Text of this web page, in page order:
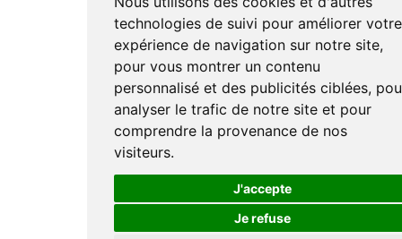
technologies de suivi pour améliorer votre
expérience de navigation sur notre site,
pour vous montrer un contenu
personnalisé et des publicités ciblées,
analyser le trafic de notre site et pour
comprendre la provenance de nos
visiteurs.
J'accepte
Je refuse